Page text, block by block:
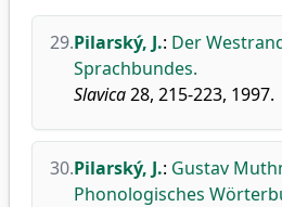
29.Pilarský, J.: Der
Sprachbundes.
Slavica28, 215-223, 1997.
30.Pilarský, J.: Gustav
Phonologisches